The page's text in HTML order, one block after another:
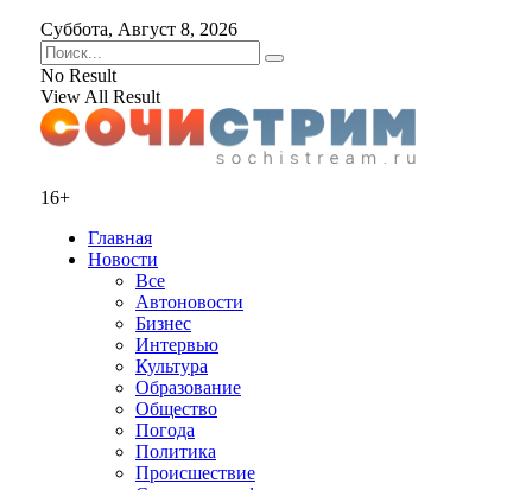
Суббота, Август 8, 2026
No Result
View All Result
16+
Главная
Новости
Все
Автоновости
Бизнес
Интервью
Культура
Образование
Общество
Погода
Политика
Происшествие